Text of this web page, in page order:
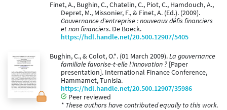
Finet, A., Bughin, C., Chatelin, C., Piot, C., Hamdouch, A.,
Depret, M., Missonier, F., & Finet, A. (Ed.). (2009).
Gouvernance d'entreprise : nouveaux défis financiers
et non financiers. De Boeck.
https://hdl.handle.net/20.500.12907/5405
Bughin, C., & Colot, O.*. (01 March 2009).La gouvernance
familiale favorise-t-elle l'innovation ? [Paper
presentation]. International Finance Conference,
Hammamet, Tunisia.
https://hdl.handle.net/20.500.12907/35986
Peer reviewed
* These authors have contributed equally to this work.